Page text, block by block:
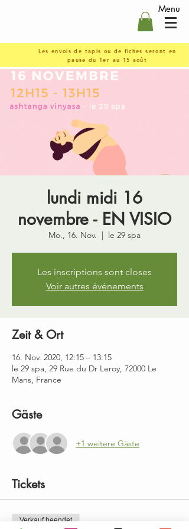
Menu
Les envois de tapis ou de fiches seront en
pause du 1er au 15 août
lundi midi 16
novembre - EN VISIO
Mo., 16. Nov.
  |
le 29 spa
Les inscriptions sont closes
Voir autres événements
Zeit & Ort
16. Nov. 2020, 12:15 – 13:15
le 29 spa, 29 Rue du Dr Leroy, 72000 Le
Mans, France
Gäste
+1 weitere Gäste
Tickets
Verkauf beendet